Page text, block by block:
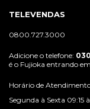
TELEVENDAS
0800.727.3000
Adicione o telefone:
é o Fujioka entrando
Horário de
Segunda à Sexta 09:15